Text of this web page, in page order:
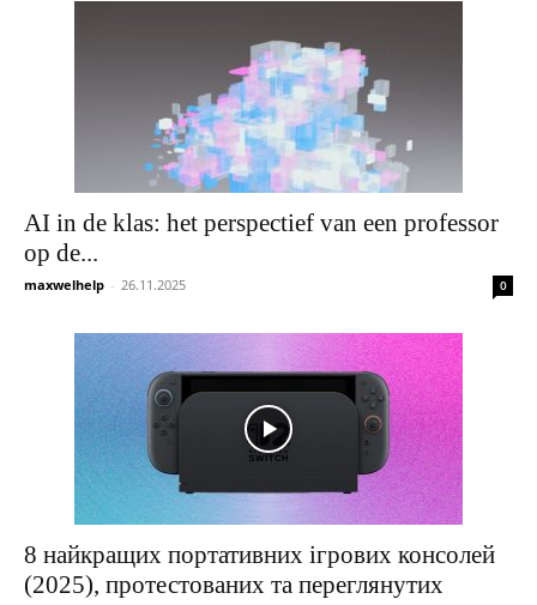
AI in de klas: het perspectief van een professor
op de...
maxwelhelp - 26.11.2025 0
8 найкращих портативних ігрових консолей
(2025), протестованих та переглянутих